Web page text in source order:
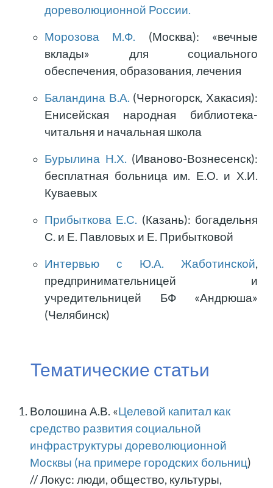
дореволюционной России.
Морозова М.Ф. (Москва): «вечные
вклады» для социального
обеспечения, образования, лечения
Баландина В.А. (Черногорск, Хакасия):
Енисейская народная библиотека-
читальня и начальная школа
Бурылина Н.Х. (Иваново-Вознесенск):
бесплатная больница им. Е.О. и Х.И.
Куваевых
Прибыткова Е.С. (Казань): богадельня
С. и Е. Павловых и Е. Прибытковой
Интервью с Ю.А. Жаботинской,
предпринимательницей и
учредительницей БФ «Андрюша»
(Челябинск)
Тематические статьи
Волошина А.В. «Целевой капитал как
средство развития социальной
инфраструктуры дореволюционной
Москвы (на примере городских больниц)
// Локус: люди, общество, культуры,